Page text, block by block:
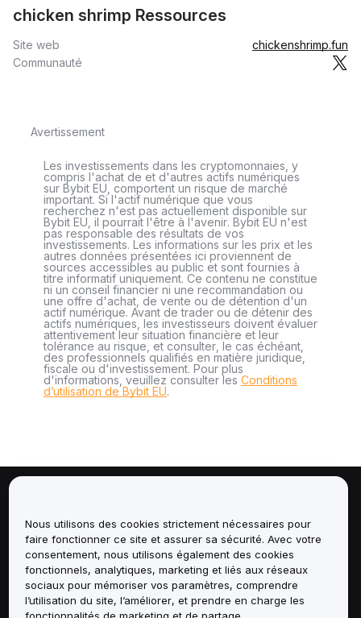
chicken shrimp Ressources
Site web
chickenshrimp.fun
Communauté
Avertissement
Les investissements dans les cryptomonnaies, y
compris l'achat de et d'autres actifs numériques
sur Bybit EU, comportent un risque de marché
important. Si l'actif numérique que vous
recherchez n'est pas actuellement disponible sur
Bybit EU, il pourrait l'être à l'avenir. Bybit EU n'est
pas responsable des résultats de vos
investissements. Les informations sur les prix et les
autres données présentées ici proviennent de
sources accessibles au public et sont fournies à
titre informatif uniquement. Ce contenu ne constitue
ni un conseil financier ni une recommandation ou
une offre d'achat, de vente ou de détention d'un
actif numérique. Avant de trader ou de détenir des
actifs numériques, les investisseurs doivent évaluer
attentivement leur situation financière et leur
tolérance au risque, et consulter, le cas échéant,
des professionnels qualifiés en matière juridique,
fiscale ou d'investissement. Pour plus
d'informations, veuillez consulter les Conditions
d’utilisation de Bybit EU.
Services
Assistance
Nous utilisons des cookies strictement nécessaires pour
faire fonctionner ce site et assurer sa sécurité. Avec votre
consentement, nous utilisons également des cookies
fonctionnels, analytiques, marketing et liés aux réseaux
sociaux pour mémoriser vos paramètres, comprendre
l’utilisation du site, l’améliorer, et prendre en charge les